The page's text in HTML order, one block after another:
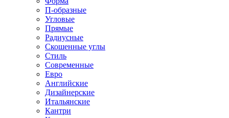
П-образные
Угловые
Прямые
Радиусные
Скошенные углы
Стиль
Современные
Евро
Английские
Дизайнерские
Итальянские
Кантри